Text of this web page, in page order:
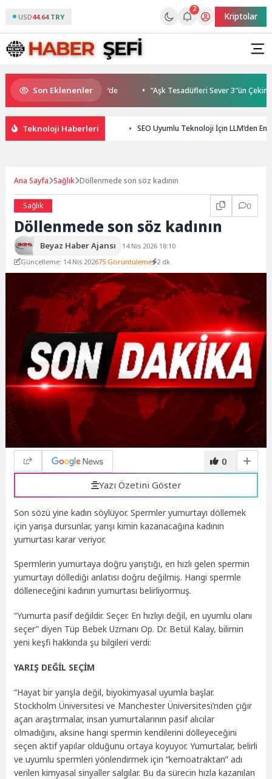
USD44.64 TRY
2
Kriptolar
Son Eklenenler
gençleri İzmir’de “Aşk Tesadüfleri Sever 3″ün Çekimleri
Teknoloji Haberleri SEO Uyumlu Teknoloji İçin LLM’den En
Ana Sayfa Sağlık Döllenmede son söz kadının
Sağlık 0
Döllenmede son söz kadının
Beyaz Haber Ajansı
14 Nis 2026 18:10
Güncelleme: 14 Nis 202675 Görüntüleme 2 dk.
0
Yazı Özetini Göster
Son sözü yine kadın söylüyor. Spermler yumurtayı döllemek
için yarışa dursunlar, yarışı kimin kazanacağına kadının
yumurtası karar veriyor.
Spermlerin yumurtaya doğru yarıştığı, en hızlı gelen spermin
yumurtayı döllediği anlatısı doğru değilmiş. Hangi spermle
dölleneceğini kadının yumurtası belirliyormuş.
“Yumurta pasif değildir. Seçer. En hızlıyı değil, en uyumlu olanı
seçer” diyen Tüp Bebek Uzmanı Op. Dr. Betül Kalay, bilimin
yeni keşfi hakkında şu bilgileri verdi:
YARIŞ DEĞİL SEÇİM
“Hayat bir yarışla değil, biyokimyasal uyumla başlar.
Stockholm Üniversitesi ve Manchester Üniversitesi’nden çığır
açan araştırmalar, insan yumurtalarının pasif alıcılar
olmadığını, aksine hangi spermin kendilerini dölleyeceğini
seçen aktif yapılar olduğunu ortaya koyuyor. Yumurtalar, belirli
ve uyumlu spermleri yönlendirmek için “kemoatraktan” adı
verilen kimyasal sinyaller salgılar. Bu da sürecin hızla kazanılan